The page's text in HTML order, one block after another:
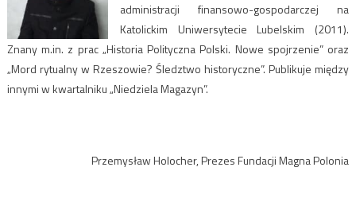
administracji finansowo-gospodarczej na
Katolickim Uniwersytecie Lubelskim (2011).
Znany m.in. z prac „Historia Polityczna Polski. Nowe spojrzenie” oraz
„Mord rytualny w Rzeszowie? Śledztwo historyczne”. Publikuje między
innymi w kwartalniku „Niedziela Magazyn”.
Przemysław Holocher, Prezes Fundacji Magna Polonia